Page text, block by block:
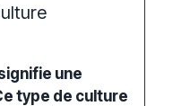
une
type de culture